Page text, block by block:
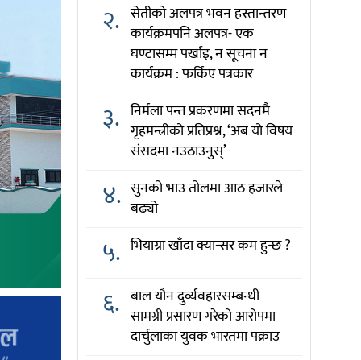
२. सेतीको अलपत्र भवन हस्तान्तरण
कार्यक्रमपनि अलपत्र- एक
घण्टासम्म पर्खाइ, न सूचना न
कार्यक्रम : फर्किए पत्रकार
३. निर्मला पन्त प्रकरणमा सदनमै
गृहमन्त्रीको प्रतिप्रश्न, ‘अब यो विषय
संसदमा नउठाउनुस्’
४. सुनको भाउ तोलमा आठ हजारले
बढ्यो
५. भियाग्रा खाँदा क्यान्सर कम हुन्छ ?
६. बाल यौन दुर्व्यवहारसम्बन्धी
सामग्री प्रसारण गरेको आरोपमा
दार्चुलाका युवक भारतमा पक्राउ